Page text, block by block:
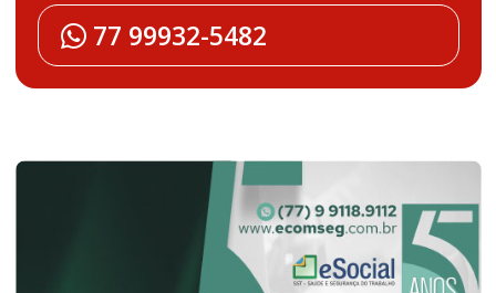
77 99932-5482